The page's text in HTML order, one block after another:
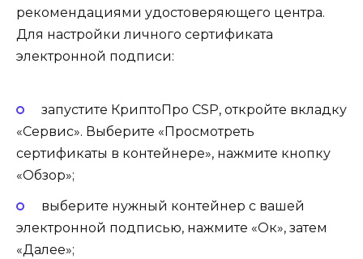
рекомендациями удостоверяющего центра.
Для настройки личного сертификата
электронной подписи:
запустите КриптоПро CSP, откройте вкладку
«Сервис». Выберите «Просмотреть
сертификаты в контейнере», нажмите кнопку
«Обзор»;
выберите нужный контейнер с вашей
электронной подписью, нажмите «Ок», затем
«Далее»;